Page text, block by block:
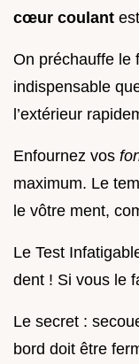
cœur coulant
On préchauffe le
indispensable
l’extérieur
Enfournez vos
maximum. Le
le vôtre ment,
Le Test
dent ! Si vous le
Le secret :
bord doit être